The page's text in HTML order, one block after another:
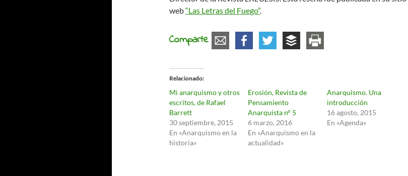
web“Las Letras del Fuego”.
Comparte
Relacionado
Mi anarquismo y otros
escritos, de Rafael
Barrett
30 septiembre, 2015
En «Anarquismo en la
historia»
Erosión, Revista de
Pensamiento
Anarquista n° 5
6 marzo, 2016
En «Anarquismo en la
actualidad»
Anarquismo. Una
introducción
16 agosto, 2015
En «Agenda»